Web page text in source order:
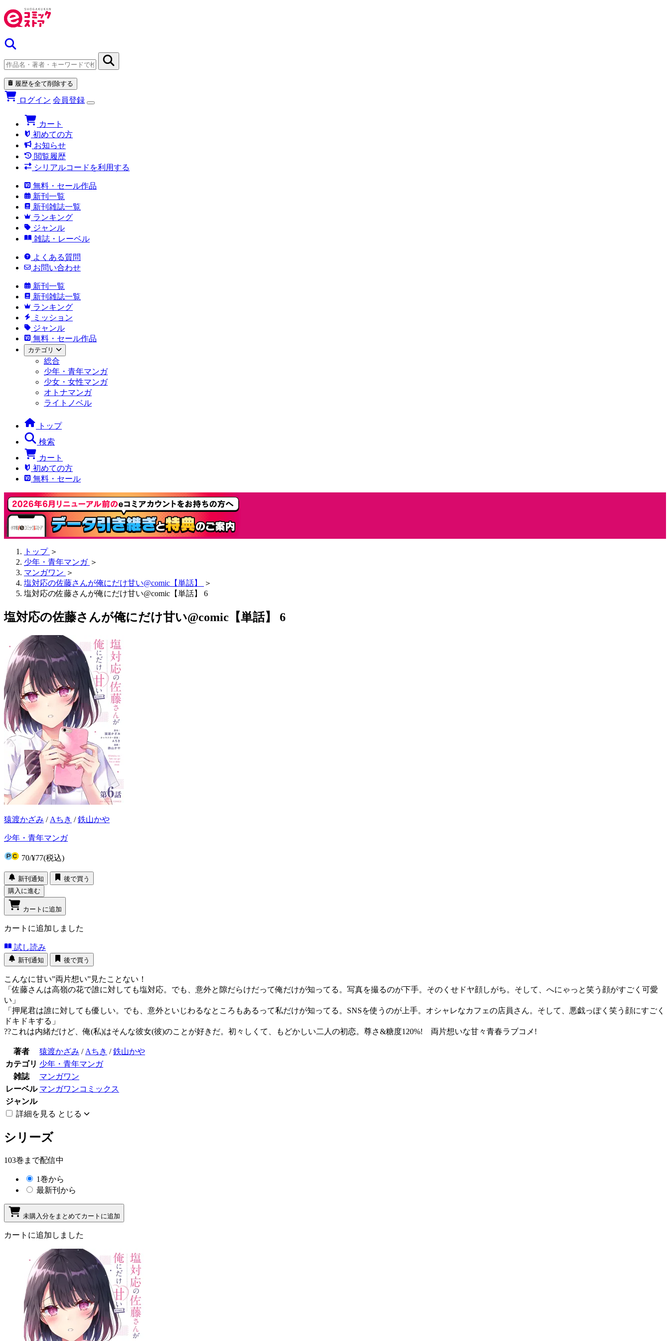
履歴を全て削除する
ログイン 会員登録
カート
初めての方
お知らせ
閲覧履歴
シリアルコードを利用する
無料・セール作品
新刊一覧
新刊雑誌一覧
ランキング
ジャンル
雑誌・レーベル
よくある質問
お問い合わせ
新刊一覧
新刊雑誌一覧
ランキング
ミッション
ジャンル
無料・セール作品
カテゴリ
総合
少年・青年マンガ
少女・女性マンガ
オトナマンガ
ライトノベル
トップ
検索
カート
初めての方
無料・セール
トップ ＞
少年・青年マンガ ＞
マンガワン ＞
塩対応の佐藤さんが俺にだけ甘い@comic【単話】
＞
塩対応の佐藤さんが俺にだけ甘い@comic【単話】 6
塩対応の佐藤さんが俺にだけ甘い@comic【単話】 6
猿渡かざみ / Aちき /鉄山かや
少年・青年マンガ
70/¥77(税込)
新刊通知
後で買う
購入に進む
カートに追加
カートに追加しました
試し読み
新刊通知 後で買う
こんなに甘い”両片想い”見たことない！
「佐藤さんは高嶺の花で誰に対しても塩対応。でも、意外と隙だらけだって俺だけが知ってる。写真を撮るのが下手。そのくせドヤ顔しがち。そして、へにゃっと笑う顔がすごく可愛
い」
「押尾君は誰に対しても優しい。でも、意外といじわるなところもあるって私だけが知ってる。SNSを使うのが上手。オシャレなカフェの店員さん。そして、悪戯っぽく笑う顔にすごく
ドキドキする」
??これは内緒だけど、俺(私)はそんな彼女(彼)のことが好きだ。初々しくて、もどかしい二人の初恋。尊さ&糖度120%! 両片想いな甘々青春ラブコメ!
著者 猿渡かざみ / Aちき /鉄山かや
カテゴリ 少年・青年マンガ
雑誌
マンガワン
レーベル マンガワンコミックス
ジャンル
詳細を見る とじる
シリーズ
103巻まで配信中
1巻から
最新刊から
未購入分をまとめてカートに追加
カートに追加しました